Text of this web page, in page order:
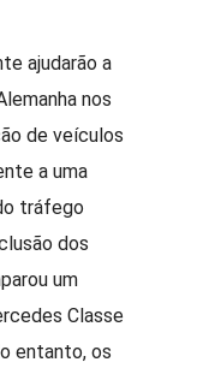
ajudarão a
nos
de veículos
a uma
tráfego
dos
um
Classe
entanto, os